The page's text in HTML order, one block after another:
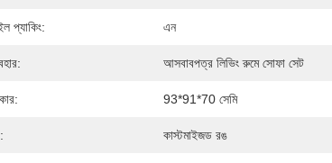
প্যাকিং: এন
আসবাবপত্র লিভিং রুমে সোফা সেট
93*91*70 সেমি
কাস্টমাইজড রঙ